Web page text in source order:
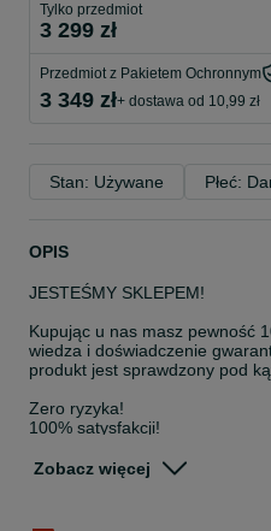
Tylko przedmiot
3 299 zł
Przedmiot z Pakietem Ochronnym
3 349 zł+ dostawa od 10,99 zł
Stan: Używane Płeć:
OPIS
JESTEŚMY SKLEPEM!
Kupując u nas masz pewność
wiedza i doświadczenie
produkt jest sprawdzony pod
Zero ryzyka!
100% satysfakcji!
WSZYSTKIE SPRZEDAWANE
Zobacz więcej